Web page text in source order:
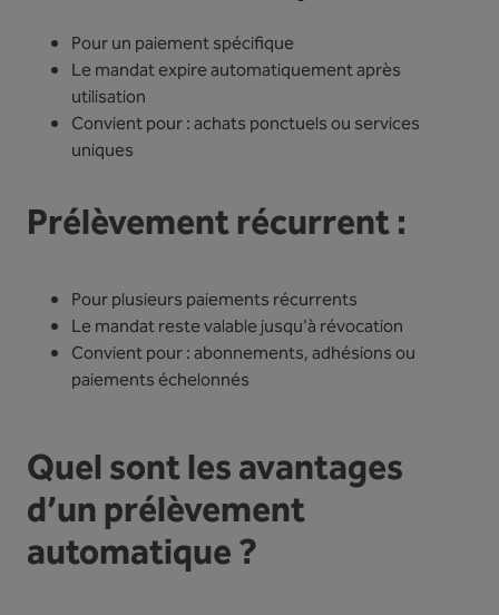
Pour un paiement spécifique
Le mandat expire automatiquement après
utilisation
Convient pour : achats ponctuels ou services
uniques
Prélèvement récurrent :
Pour plusieurs paiements récurrents
Le mandat reste valable jusqu'à révocation
Convient pour : abonnements, adhésions ou
paiements échelonnés
Quel sont les avantages
d’un prélèvement
automatique ?